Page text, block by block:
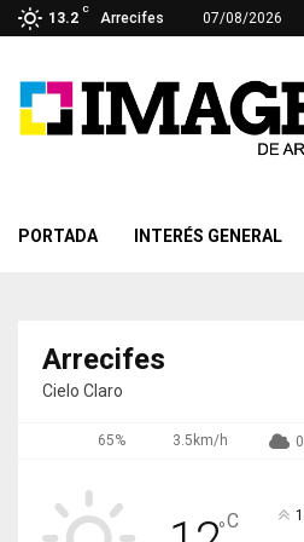
13.2
C
Arrecifes 07/08/2026
PORTADA INTERÉS GENERAL
Arrecifes
Cielo Claro
65% 3.5km/h
°C